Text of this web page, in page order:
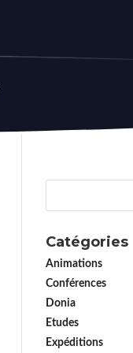
Catégories
Animations
Conférences
Donia
Etudes
Expéditions